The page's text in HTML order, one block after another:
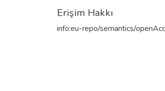
Erişim Hakkı
info:eu-repo/semantics/